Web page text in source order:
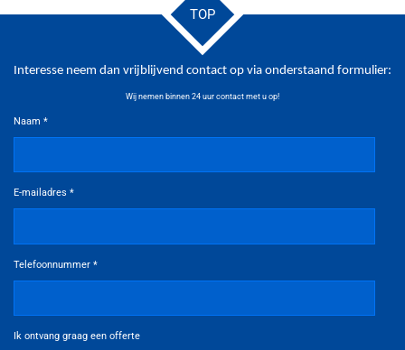
TOP
Interesse neem dan vrijblijvend contact op via onderstaand formulier:
Wij nemen binnen 24 uur contact met u op!
Naam *
E-mailadres *
Telefoonnummer *
Ik ontvang graag een offerte